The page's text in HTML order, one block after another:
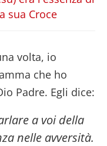
sua Croce
volta, io
che ho
Padre. Egli dice:
a voi della
nelle avversità.